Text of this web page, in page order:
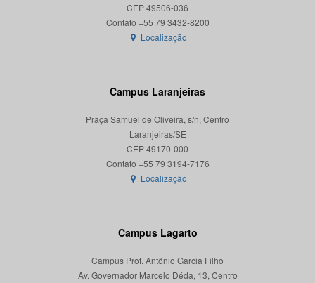
CEP 49506-036
Localização
Campus Laranjeiras
Praça Samuel de Oliveira, s/n, Centro
Laranjeiras/SE
CEP 49170-000
Localização
Campus Lagarto
Campus Prof. Antônio Garcia Filho
Av. Governador Marcelo Déda, 13, Centro